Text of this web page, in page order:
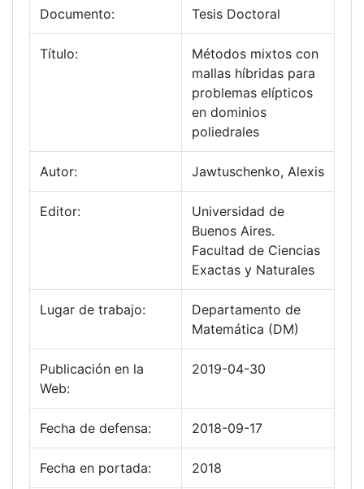
Documento: Tesis Doctoral
Título:
Métodos mixtos con
mallas híbridas para
problemas elípticos
en dominios
poliedrales
Autor: Jawtuschenko, Alexis
Editor:
Universidad de
Buenos Aires.
Facultad de Ciencias
Exactas y Naturales
Lugar de trabajo:
Departamento de
Matemática (DM)
Publicación en la
Web:
2019-04-30
Fecha de defensa: 2018-09-17
Fecha en portada: 2018